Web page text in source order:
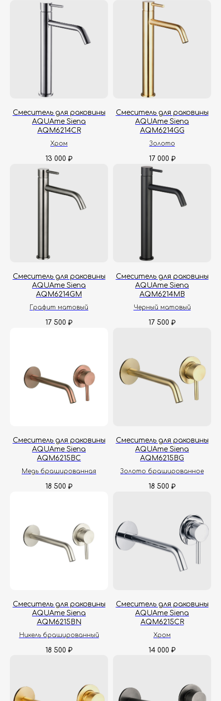
Смеситель для раковины
AQUAme Siena
AQM6214CR
Хром
13 000 ₽
Смеситель для раковины
AQUAme Siena
AQM6214GG
Золото
17 000 ₽
Смеситель для раковины
AQUAme Siena
AQM6214GM
Графит матовый
17 500 ₽
Смеситель для раковины
AQUAme Siena
AQM6214MB
Черный матовый
17 500 ₽
Смеситель для раковины
AQUAme Siena
AQM6215BC
Медь брашированная
18 500 ₽
Смеситель для раковины
AQUAme Siena
AQM6215BG
Золото брашированное
18 500 ₽
Смеситель для раковины
AQUAme Siena
AQM6215BN
Никель брашированный
18 500 ₽
Смеситель для раковины
AQUAme Siena
AQM6215CR
Хром
14 000 ₽